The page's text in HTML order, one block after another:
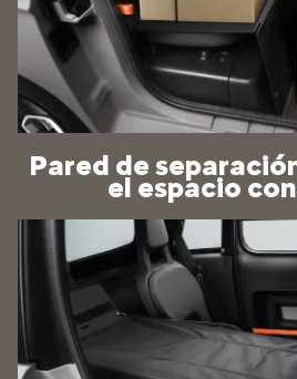
Pared de
el espacio